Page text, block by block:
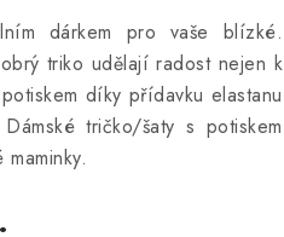
dárkem pro vaše blízké.
triko udělají radost nejen k
díky přídavku elastanu
tričko/šaty s potiskem